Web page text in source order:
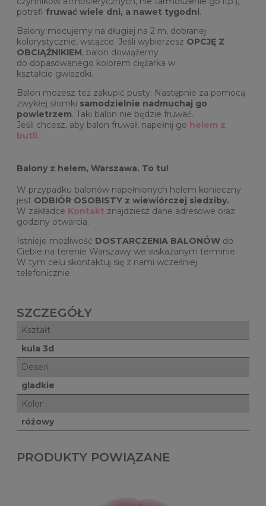
potrafi fruwać wiele dni, a nawet tygodni.
Balony mocujemy na długiej na 2 m, dobranej
kolorystycznie, wstążce. Jeśli wybierzesz OPCJĘ Z
OBCIĄŻNIKIEM, balon dowiążemy
do dopasowanego kolorem ciężarka w
kształcie gwiazdki.
Balon możesz też zakupić pusty. Następnie za pomocą
zwykłej słomki samodzielnie nadmuchaj go
powietrzem. Taki balon nie będzie fruwać.
Jeśli chcesz, aby balon fruwał, napełnij go helem z
butli.
Balony z helem, Warszawa. To tu!
W przypadku balonów napełnionych helem konieczny
jest ODBIÓR OSOBISTY z wiewiórczej siedziby.
W zakładce Kontakt znajdziesz dane adresowe oraz
godziny otwarcia.
Istnieje możliwość DOSTARCZENIA BALONÓW do
Ciebie na terenie Warszawy we wskazanym terminie.
W tym celu skontaktuj się z nami wcześniej
telefonicznie.
SZCZEGÓŁY
Kształt
kula 3d
Deseń
gladkie
Kolor
różowy
PRODUKTY POWIĄZANE